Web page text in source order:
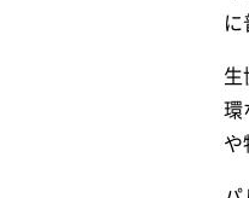
に
生
環
や